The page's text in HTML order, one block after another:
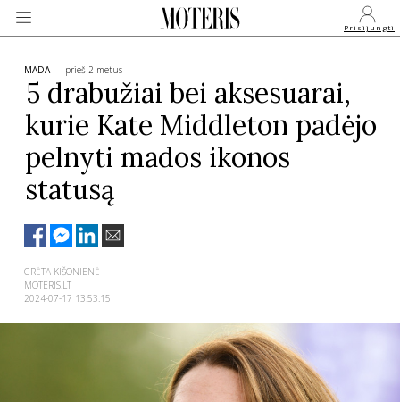
Prisijungti
VEIDAI
MONARCHIJA
MADA
GROŽIS
MADA prieš 2 metus
5 drabužiai bei aksesuarai,
kurie Kate Middleton padėjo
pelnyti mados ikonos
statusą
GRĖTA KIŠONIENĖ
MOTERIS.LT
2024-07-17 13:53:15